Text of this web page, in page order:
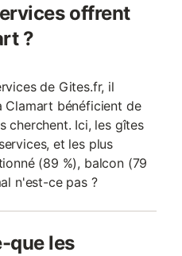
offrent
?
de Gites.fr, il
Clamart bénéficient de
cherchent. Ici, les gîtes
et les plus
(89 %), balcon (79
n'est-ce pas ?
que les